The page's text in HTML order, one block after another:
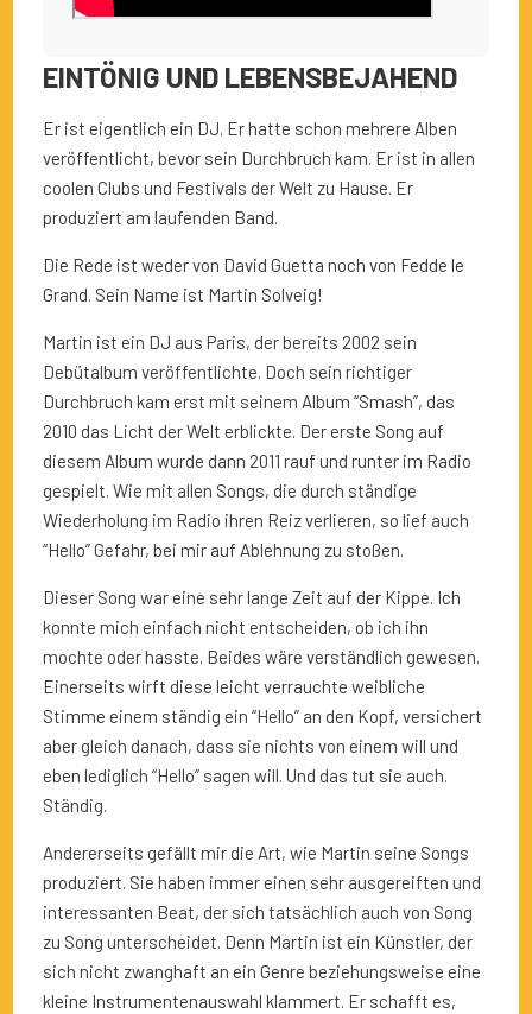
EINTÖNIG UND LEBENSBEJAHEND
Er ist eigentlich ein DJ. Er hatte schon mehrere Alben
veröffentlicht, bevor sein Durchbruch kam. Er ist in allen
coolen Clubs und Festivals der Welt zu Hause. Er
produziert am laufenden Band.
Die Rede ist weder von David Guetta noch von Fedde le
Grand. Sein Name ist Martin Solveig!
Martin ist ein DJ aus Paris, der bereits 2002 sein
Debütalbum veröffentlichte. Doch sein richtiger
Durchbruch kam erst mit seinem Album “Smash”, das
2010 das Licht der Welt erblickte. Der erste Song auf
diesem Album wurde dann 2011 rauf und runter im Radio
gespielt. Wie mit allen Songs, die durch ständige
Wiederholung im Radio ihren Reiz verlieren, so lief auch
“Hello” Gefahr, bei mir auf Ablehnung zu stoßen.
Dieser Song war eine sehr lange Zeit auf der Kippe. Ich
konnte mich einfach nicht entscheiden, ob ich ihn
mochte oder hasste. Beides wäre verständlich gewesen.
Einerseits wirft diese leicht verrauchte weibliche
Stimme einem ständig ein “Hello” an den Kopf, versichert
aber gleich danach, dass sie nichts von einem will und
eben lediglich “Hello” sagen will. Und das tut sie auch.
Ständig.
Andererseits gefällt mir die Art, wie Martin seine Songs
produziert. Sie haben immer einen sehr ausgereiften und
interessanten Beat, der sich tatsächlich auch von Song
zu Song unterscheidet. Denn Martin ist ein Künstler, der
sich nicht zwanghaft an ein Genre beziehungsweise eine
kleine Instrumentenauswahl klammert. Er schafft es,